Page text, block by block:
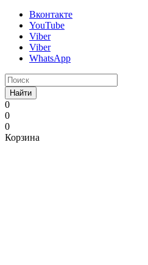
Вконтакте
YouTube
Viber
Viber
WhatsApp
Найти
0
0
0
Корзина